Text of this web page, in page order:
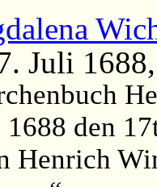
Juli
1688 den
Henrich